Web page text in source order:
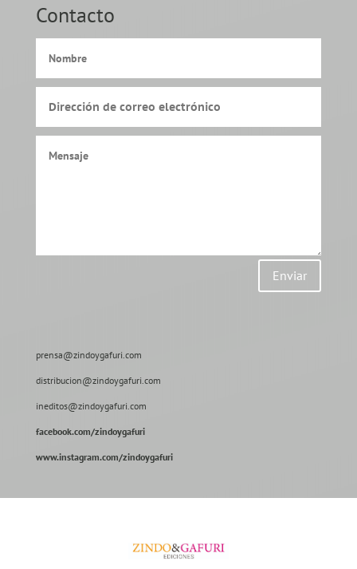
Contacto
Enviar
prensa@zindoygafuri.com
distribucion@zindoygafuri.com
ineditos@zindoygafuri.com
facebook.com/zindoygafuri
www.instagram.com/zindoygafuri